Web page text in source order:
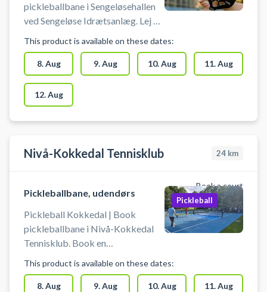
pickleballbane i Sengeløsehallen
ved Sengeløse Idrætsanlæg. Lej en
Sengeløse. Gratis parkering ved
hallen i Sengeløse ved booking af
pickleball. Omklædningsrum og
hallen åbnes/lukkes en halv time
før/efter anvendelse af hallen.
This product is available on these dates:
8. Aug 9. Aug 10. Aug 11. Aug
12. Aug
Nivå-Kokkedal Tennisklub 24 km
Book a court
Pickleballbane, udendørs
Pickleball Kokkedal | Book
pickleballbane i Nivå-Kokkedal
Tennisklub. Book en
Kokkedal på de 3 nyanlagt
udendørs pickleballbaner
Pickleball
This product is available on these dates:
8. Aug 9. Aug 10. Aug 11. Aug